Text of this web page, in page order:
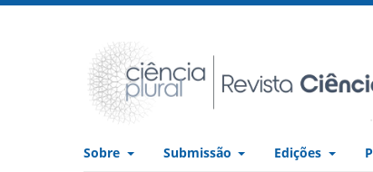
Sobre Submissão Edições